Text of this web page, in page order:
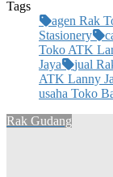
Tags
agen Rak
Stasionery
Toko ATK
Jaya
jual
ATK Lanny
usaha Toko
Rak Gudang